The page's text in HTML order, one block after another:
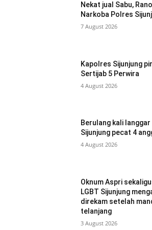
Nekat jual Sabu,
Narkoba Polres
7 August 2026
Kapolres Sijunjung
Sertijab 5 Perwira
4 August 2026
Berulang kali
Sijunjung pecat 4
4 August 2026
Oknum Aspri
LGBT Sijunjung
direkam setelah
telanjang
3 August 2026